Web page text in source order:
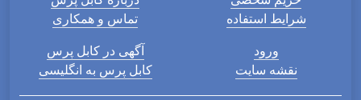
تماس و همکاری
شرایط استفاده
آگهی در کابل پرس
کابل پرس به انگلیسی
ورود
نقشه سایت